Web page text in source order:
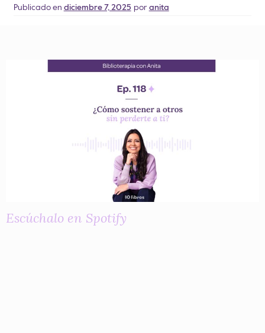
Publicado en diciembre 7, 2025 por anita
Escúchalo en Spotify